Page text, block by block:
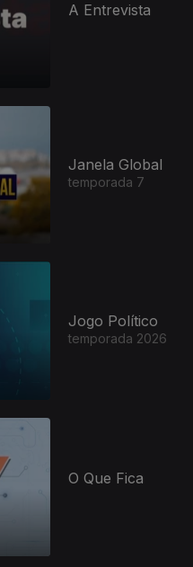
A Entrevista
Janela Global
temporada 7
Jogo Político
temporada 2026
O Que Fica